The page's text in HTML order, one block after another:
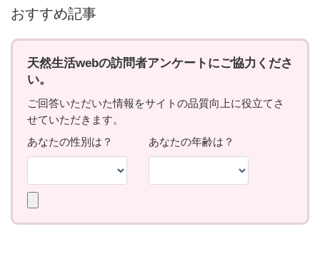
おすすめ記事